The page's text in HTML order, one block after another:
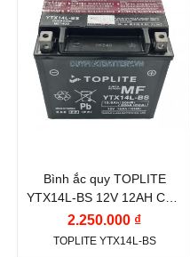
Vị trí cọc:Cọc thuận R
Kiểu cọc:Cọc bắt ốc
Thương hiệu ắc quy:
TOPLITE
Điện thế (V):12 V
Dung lượng (Ah):
12.6
Ah
200 A
Công nghệ:AGM
(Absorbent Glass
Bình ắc quy TOPLITE
YTX14L-BS 12V 12AH CCA
200A
2.250.000 ₫
TOPLITE YTX14L-BS